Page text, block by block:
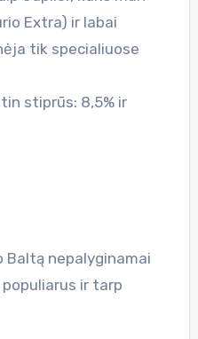
Extra) ir labai
tik specialiuose
stiprūs: 8,5% ir
Baltą nepalyginamai
ir tarp